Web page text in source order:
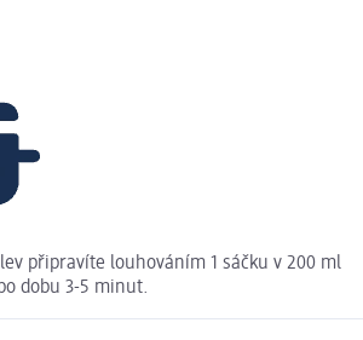
připravíte louhováním 1 sáčku v 200 ml
dobu 3-5 minut.